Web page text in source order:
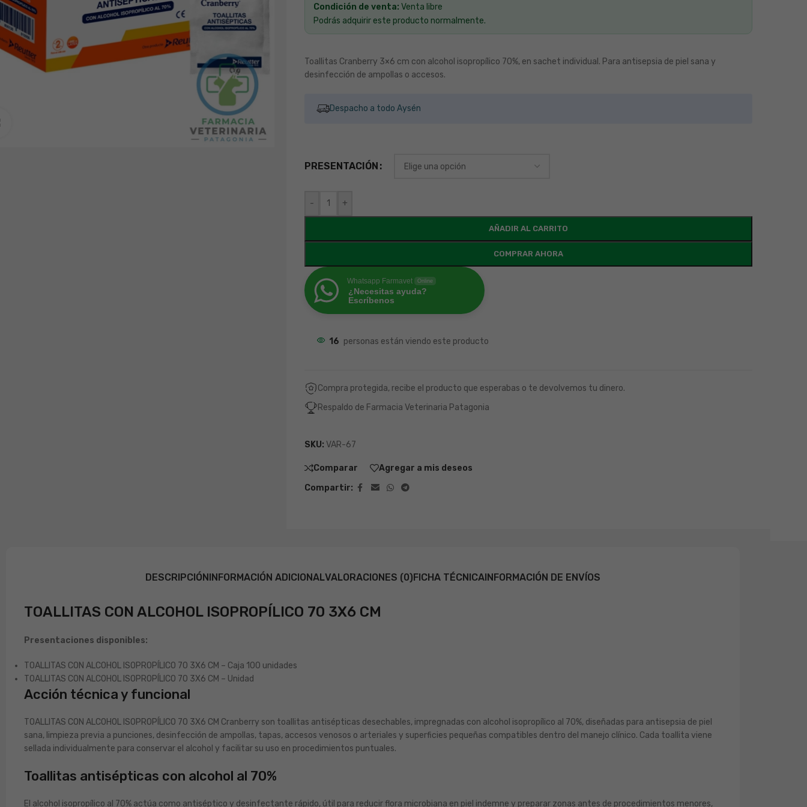
Condición de venta: Venta libre
Podrás adquirir este producto normalmente.
Toallitas Cranberry 3×6 cm con alcohol isopropílico 70%, en sachet individual. Para antisepsia de piel sana y
desinfección de ampollas o accesos.
Despacho a todo Aysén
PRESENTACIÓN
- +
AÑADIR AL CARRITO
COMPRAR AHORA
Whatsapp Farmavet Online
¿Necesitas ayuda?
Escríbenos
16 personas están viendo este producto
Compra protegida, recibe el producto que esperabas o te devolvemos tu dinero.
Respaldo de Farmacia Veterinaria Patagonia
SKU: VAR-67
Comparar
Agregar a mis deseos
Compartir:
DESCRIPCIÓNINFORMACIÓN ADICIONALVALORACIONES (0)FICHA TÉCNICAINFORMACIÓN DE ENVÍOS
TOALLITAS CON ALCOHOL ISOPROPÍLICO 70 3X6 CM
Presentaciones disponibles:
TOALLITAS CON ALCOHOL ISOPROPÍLICO 70 3X6 CM – Caja 100 unidades
TOALLITAS CON ALCOHOL ISOPROPÍLICO 70 3X6 CM – Unidad
Acción técnica y funcional
TOALLITAS CON ALCOHOL ISOPROPÍLICO 70 3X6 CM Cranberry son toallitas antisépticas desechables, impregnadas con alcohol isopropílico al 70%, diseñadas para antisepsia de piel
sana, limpieza previa a punciones, desinfección de ampollas, tapas, accesos venosos o arteriales y superficies pequeñas compatibles dentro del manejo clínico. Cada toallita viene
sellada individualmente para conservar el alcohol y facilitar su uso en procedimientos puntuales.
Toallitas antisépticas con alcohol al 70%
El alcohol isopropílico al 70% actúa como antiséptico y desinfectante rápido, útil para reducir flora microbiana en piel indemne y preparar zonas antes de procedimientos menores,